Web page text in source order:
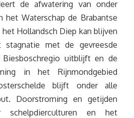
de afwatering van onder
het Waterschap de Brabantse
Hollandsch Diep kan blijven
stagnatie met de gevreesde
uitblijft en de
in het Rijnmondgebied
blijft onder alle
Doorstroming en getijden
en het